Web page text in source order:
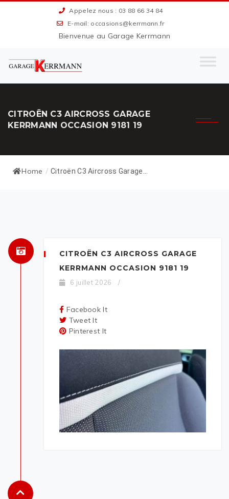
Appelez nous : 03 88 66 34 84
E-mail: occasions@kerrmann.fr
Bienvenue au Garage Kerrmann
CITROËN C3 AIRCROSS GARAGE
KERRMANN OCCASION 9181 19
Home / Citroën C3 Aircross Garage...
CITROËN C3 AIRCROSS GARAGE
KERRMANN OCCASION 9181 19
6 juillet 2026 /
Facebook It
Tweet It
Pinterest It